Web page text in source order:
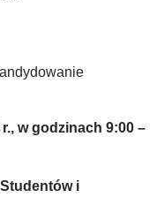
w godzinach 9:00 –
i